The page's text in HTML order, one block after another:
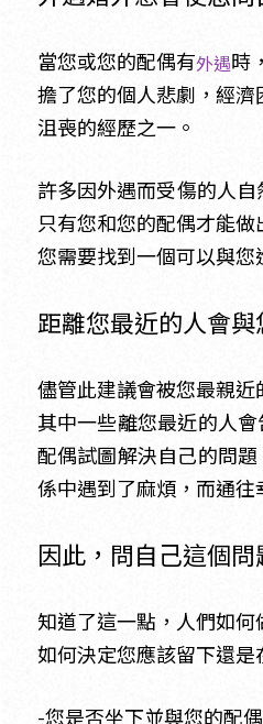
當您或您的配偶有外遇時
擔了您的個人悲劇，經
沮喪的經歷之一。
許多因外遇而受傷的人
只有您和您的配偶才能做
您需要找到一個可以與
距離您最近的人會
儘管此建議會被您最親
其中一些離您最近的人
配偶試圖解決自己的問
係中遇到了麻煩，而通往
因此，問自己這個
知道了這一點，人們如
如何決定您應該留下還
-您是否坐下並與您的配